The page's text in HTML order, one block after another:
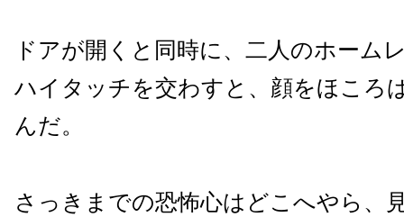
ドアが開くと同時に、二人のホーム
ハイタッチを交わすと、顔をほころ
んだ。
さっきまでの恐怖心はどこへやら、